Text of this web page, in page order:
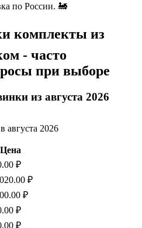
по России. 🚂
комплекты из
- часто
при выборе
из августа 2026
августа 2026
Цена
₽
₽
₽
₽
₽